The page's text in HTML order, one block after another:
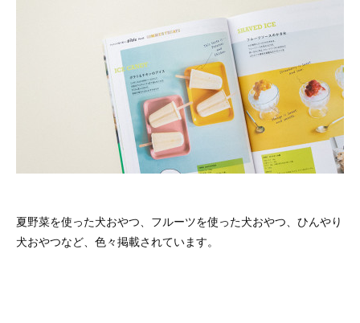
夏野菜を使った犬おやつ、フルーツを使った犬おやつ、ひんやり
犬おやつなど、色々掲載されています。